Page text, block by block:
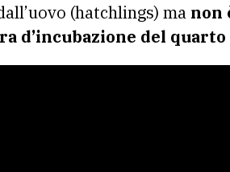
(hatchlings) ma non
d’incubazione del